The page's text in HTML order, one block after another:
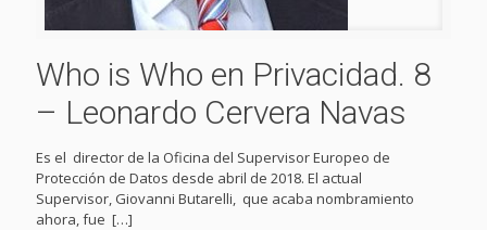
Who is Who en Privacidad. 8
– Leonardo Cervera Navas
Es el director de la Oficina del Supervisor Europeo de
Protección de Datos desde abril de 2018. El actual
Supervisor, Giovanni Butarelli, que acaba nombramiento
ahora, fue […]